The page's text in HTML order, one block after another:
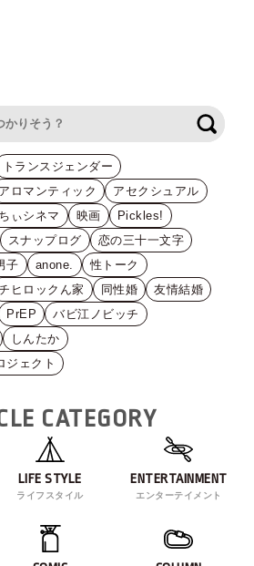
トランスジェンダー
アロマンティック
アセクシュアル
ぃシネマ 映画
Pickles!
スナップログ
恋の三十一文字
子
anone.
性トーク
ヒロックん家 同性婚
友情結婚
PrEP
バビ江ノビッチ
しんたか
ジェクト
CATEGORY
LIFE STYLE
ライフスタイル
ENTERTAINMENT
エンターテイメント